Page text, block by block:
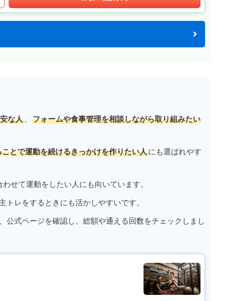
な人 、
フォームや食事管理を相談しながら取り組みたい
とで運動を続けるきっかけを作りたい人にも選ばれやす
せて運動をしたい人にも向いています。
レをするときにも活かしやすいです。
式ページを確認し、総額や通える回数をチェックしまし